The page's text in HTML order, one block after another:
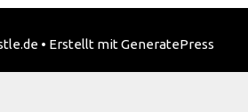
• Erstellt mitGeneratePress